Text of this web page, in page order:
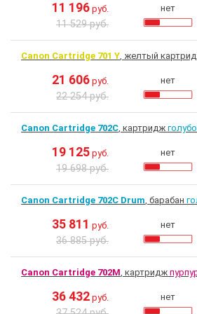
11 196 руб.
11 529 руб.
нет
Canon Cartridge 701 Y, желтый
21 606 руб.
22 254 руб.
нет
Canon Cartridge 702C, картридж
19 125 руб.
19 698 руб.
нет
Canon Cartridge 702C Drum, барабан
35 811 руб.
36 885 руб.
нет
Canon Cartridge 702M, картридж
36 432 руб. нет